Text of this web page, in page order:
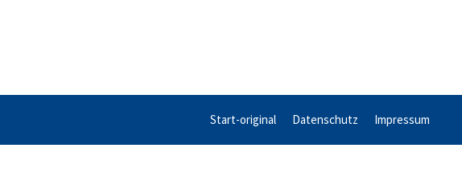
Start-original Datenschutz Impressum